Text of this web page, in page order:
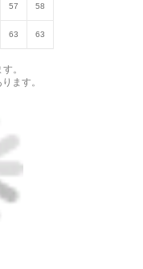
57 58
63 63
。
ます。